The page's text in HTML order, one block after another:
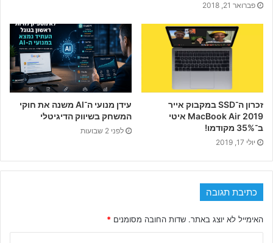
פברואר 21, 2018
זכרון ה־SSD במקבוק אייר
MacBook Air 2019 איטי
ב־35% מקודמו!
יולי 17, 2019
עידן מנועי ה־AI משנה את חוקי
המשחק בשיווק הדיגיטלי
לפני 2 שבועות
כתיבת תגובה
האימייל לא יוצג באתר. שדות החובה מסומנים *